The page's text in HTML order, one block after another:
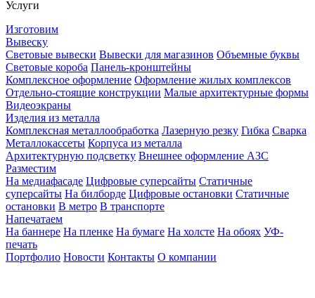
Услуги
Изготовим
Вывеску
Световые вывески Вывески для магазинов Объемные буквы
Световые короба Панель-кронштейны
Комплексное оформление Оформление жилых комплексов
Отдельно-стоящие конструкции Малые архитектурные формы
Видеоэкраны
Изделия из металла
Комплексная металлообработка Лазерную резку Гибка Сварка
Металлокассеты Корпуса из металла
Архитектурную подсветку Внешнее оформление АЗС
Разместим
На медиафасаде Цифровые суперсайты Статичные
суперсайты На билборде Цифровые остановки Статичные
остановки В метро В транспорте
Напечатаем
На баннере На пленке На бумаге На холсте На обоях УФ-
печать
Портфолио Новости Контакты О компании